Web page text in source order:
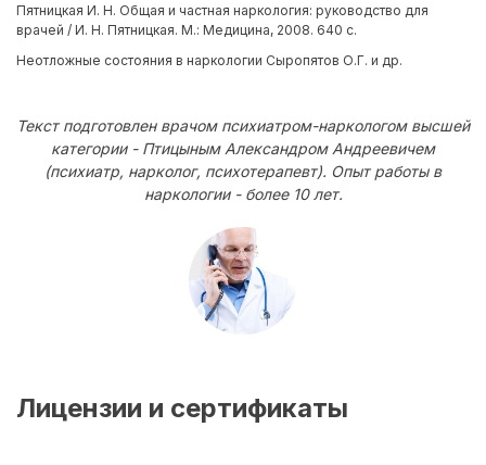
Пятницкая И. Н. Общая и частная наркология: руководство для
врачей / И. Н. Пятницкая. М.: Медицина, 2008. 640 с.
Неотложные состояния в наркологии Сыропятов О.Г. и др.
Текст подготовлен врачом психиатром-наркологом высшей
категории - Птицыным Александром Андреевичем
(психиатр, нарколог, психотерапевт). Опыт работы в
наркологии - более 10 лет.
Лицензии и сертификаты